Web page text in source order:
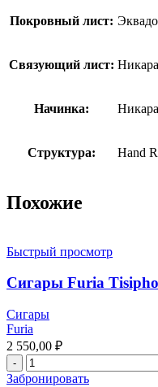
Покровный лист:
Связующий лист:
Начинка:
Структура: Hand
Похожие
Быстрый просмотр
Сигары Furia
Сигары
Furia
2 550,00 ₽
Забронировать